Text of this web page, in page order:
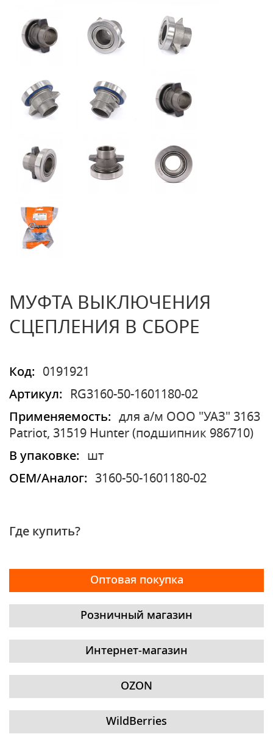
МУФТА ВЫКЛЮЧЕНИЯ
СЦЕПЛЕНИЯ В СБОРЕ
Код:
0191921
Артикул:
RG3160-50-1601180-02
Применяемость:
для а/м ООО "УАЗ" 3163
Patriot, 31519 Hunter (подшипник 986710)
В упаковке:
шт
OEM/Аналог:
3160-50-1601180-02
Где купить?
Оптовая покупка
Розничный магазин
Интернет-магазин
OZON
WildBerries